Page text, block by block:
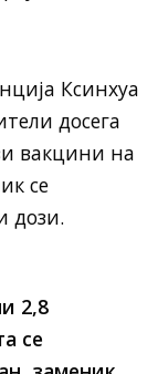
Ксинхуа
досега
вакцини на
се
дози.
2,8
се